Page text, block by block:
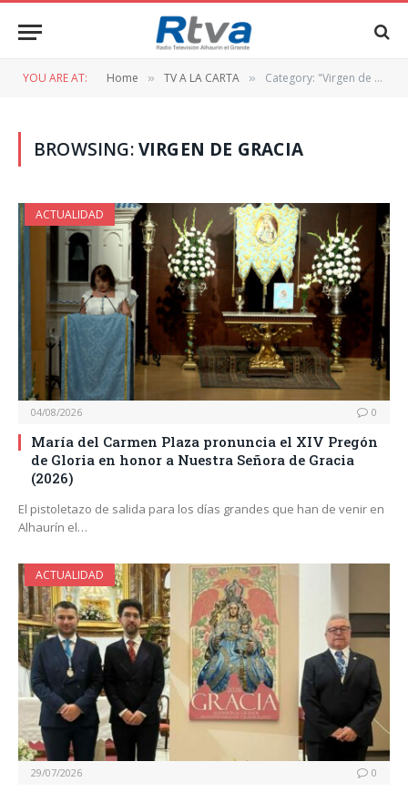
YOU ARE AT: Home » TV A LA CARTA » Category: "Virgen de Gracia"
BROWSING:VIRGEN DE GRACIA
ACTUALIDAD
04/08/2026 0
María del Carmen Plaza pronuncia el XIV Pregón
de Gloria en honor a Nuestra Señora de Gracia
(2026)
El pistoletazo de salida para los días grandes que han de venir en
Alhaurín el…
ACTUALIDAD
29/07/2026 0